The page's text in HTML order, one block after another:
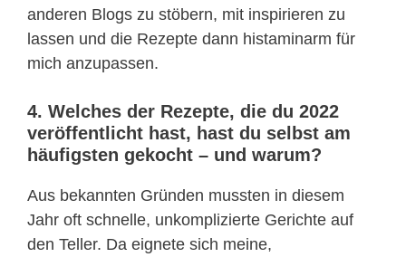
anderen Blogs zu stöbern, mit inspirieren zu
lassen und die Rezepte dann histaminarm für
mich anzupassen.
4. Welches der Rezepte, die du 2022
veröffentlicht hast, hast du selbst am
häufigsten gekocht – und warum?
Aus bekannten Gründen mussten in diesem
Jahr oft schnelle, unkomplizierte Gerichte auf
den Teller. Da eignete sich meine,